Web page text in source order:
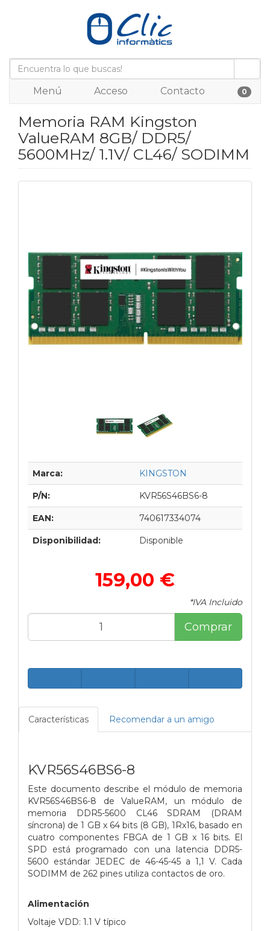
Menú Acceso Contacto 0
Memoria RAM Kingston
ValueRAM 8GB/ DDR5/
5600MHz/ 1.1V/ CL46/ SODIMM
Marca: KINGSTON
P/N: KVR56S46BS6-8
EAN: 740617334074
Disponibilidad: Disponible
159,00 €
*IVA Incluido
Comprar
Características Recomendar a un amigo
KVR56S46BS6-8
Este documento describe el módulo de memoria
KVR56S46BS6-8 de ValueRAM, un módulo de
memoria DDR5-5600 CL46 SDRAM (DRAM
síncrona) de 1 GB x 64 bits (8 GB), 1Rx16, basado en
cuatro componentes FBGA de 1 GB x 16 bits. El
SPD está programado con una latencia DDR5-
5600 estándar JEDEC de 46-45-45 a 1,1 V. Cada
SODIMM de 262 pines utiliza contactos de oro.
Alimentación
Voltaje VDD: 1.1 V típico